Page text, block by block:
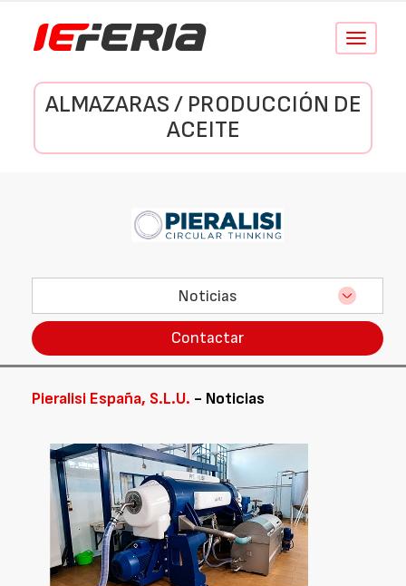
Conmutar
ALMAZARAS / PRODUCCIÓN DE
ACEITE
Noticias
Contactar
Pieralisi España, S.L.U. - Noticias